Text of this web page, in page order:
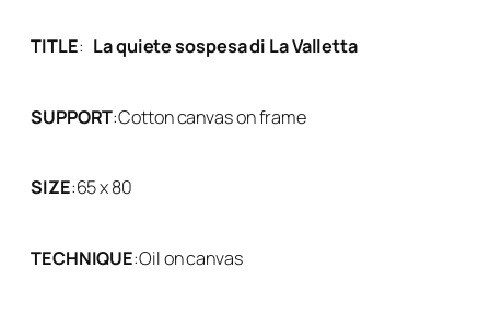
TITLE: La quiete sospesa di La Valletta
SUPPORT:Cotton canvas on frame
SIZE:65 x 80
TECHNIQUE:Oil on canvas